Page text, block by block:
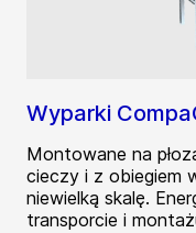
Wyparki
Montowane na
cieczy i z obiegiem
niewielką skalę.
transporcie i